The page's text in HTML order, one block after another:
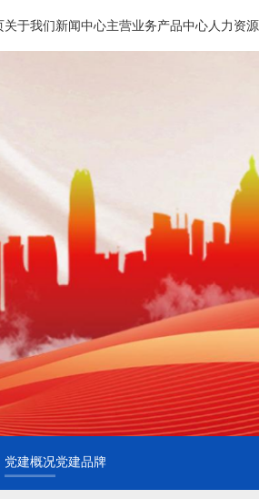
关于我们 新闻中心主营业务产品中心 人力资源
党建概况党建品牌